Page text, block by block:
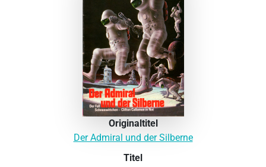
Originaltitel
Der Admiral und der Silberne
Titel